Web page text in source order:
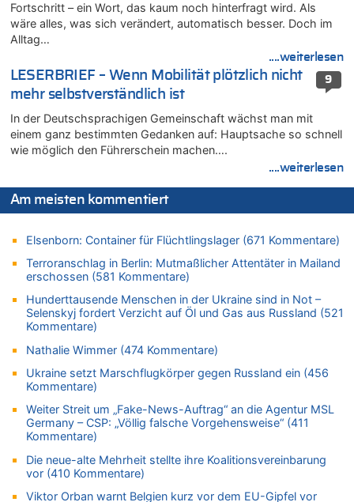
Drohnen mit Strengstoff? War es Russland?
08.08.2026 - 14:54 von Alfons van Compernolle zu
Belgier knackt Jackpot bei Lotterie EuroMillions und gewinnt
mehr als 111 Millionen €
08.08.2026 - 14:47 von Peer Wermuth zu
Drohnen mit Strengstoff? War es Russland?
08.08.2026 - 14:29 von Achso Dax zu
In Belgien missachten zwei von drei Autofahrern das
Tempolimit in 30er-Zonen – Untersuchung von Vias
08.08.2026 - 13:23 von Hugo Egon Bernhard von Sinnen zu
Leipzig, Mechernich und die Frage: Wer steckt hinter den
08.08.2026 - 13:03 von WK zu
Kollision zwischen Autofahrer und Radfahrer an RAVeL-Weg
08.08.2026 - 12:56 von WK zu
Wasserstand des Rheins in NRW so niedrig wie noch nie
08.08.2026 - 12:29 von WK zu
Tempolimit in 30er-Zonen – Untersuchung von Vias
08.08.2026 - 12:01 von Hugo Egon Bernhard von Sinnen zu
Zurück an den Rhein: Hendrich wechselt zum 1. FC Köln
08.08.2026 - 11:39 von Dax zu
In Belgien missachten zwei von drei Autofahrern das
Tempolimit in 30er-Zonen – Untersuchung von Vias
08.08.2026 - 11:08 von Hans zu
Aachen ab 11. August wieder Mekka des Pferdesports –
Belgien setzt bei Reit-WM auf starke Springreiter
Fortschritt – ein Wort, das kaum noch hinterfragt wird. Als
wäre alles, was sich verändert, automatisch besser. Doch im
Alltag…
....weiterlesen
9
LESERBRIEF – Wenn Mobilität plötzlich nicht
mehr selbstverständlich ist
In der Deutschsprachigen Gemeinschaft wächst man mit
einem ganz bestimmten Gedanken auf: Hauptsache so schnell
wie möglich den Führerschein machen….
....weiterlesen
Am meisten kommentiert
Elsenborn: Container für Flüchtlingslager (671 Kommentare)
Terroranschlag in Berlin: Mutmaßlicher Attentäter in Mailand
erschossen (581 Kommentare)
Hunderttausende Menschen in der Ukraine sind in Not –
Selenskyj fordert Verzicht auf Öl und Gas aus Russland (521
Kommentare)
Nathalie Wimmer (474 Kommentare)
Ukraine setzt Marschflugkörper gegen Russland ein (456
Kommentare)
Weiter Streit um „Fake-News-Auftrag“ an die Agentur MSL
Germany – CSP: „Völlig falsche Vorgehensweise“ (411
Kommentare)
Die neue-alte Mehrheit stellte ihre Koalitionsvereinbarung
vor (410 Kommentare)
Viktor Orban warnt Belgien kurz vor dem EU-Gipfel vor